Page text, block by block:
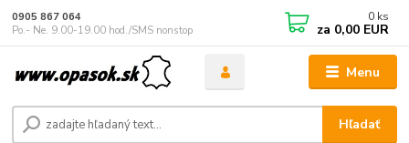
Menu
Hľadať
0905 867 064
Po.- Ne. 9.00-19.00 hod./SMS nonstop
0 ks
za 0,00 EUR